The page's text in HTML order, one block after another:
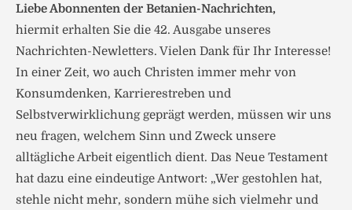
Liebe Abonnenten der Betanien-Nachrichten,
hiermit erhalten Sie die 42. Ausgabe unseres
Nachrichten-Newletters. Vielen Dank für Ihr Interesse!
In einer Zeit, wo auch Christen immer mehr von
Konsumdenken, Karrierestreben und
Selbstverwirklichung geprägt werden, müssen wir uns
neu fragen, welchem Sinn und Zweck unsere
alltägliche Arbeit eigentlich dient. Das Neue Testament
hat dazu eine eindeutige Antwort: „Wer gestohlen hat,
stehle nicht mehr, sondern mühe sich vielmehr und